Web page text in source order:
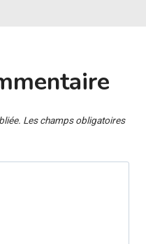
Les champs obligatoires